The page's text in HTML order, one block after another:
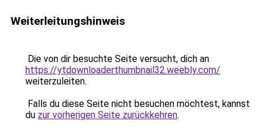
Weiterleitungshinweis
Die von dir besuchte Seite versucht, dich an
https://ytdownloaderthumbnail32.weebly.com/
weiterzuleiten.
Falls du diese Seite nicht besuchen möchtest, kannst
du zur vorherigen Seite zurückkehren.